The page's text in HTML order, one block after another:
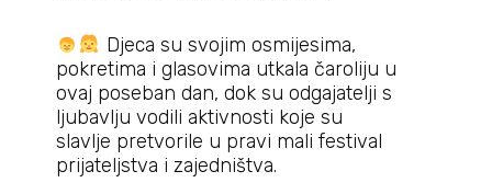
Djeca su svojim osmijesima,
pokretima i glasovima utkala čaroliju u
ovaj poseban dan, dok su odgajatelji s
ljubavlju vodili aktivnosti koje su
slavlje pretvorile u pravi mali festival
prijateljstva i zajedništva.